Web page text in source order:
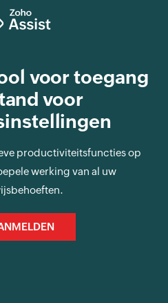
voor toegang
voor
productiviteitsfuncties op
werking van al uw